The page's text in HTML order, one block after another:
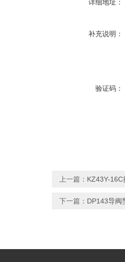
详细地址：
补充说明：
验证码：
上一篇： KZ43Y-
下一篇： DP143导阀